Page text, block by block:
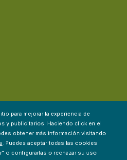
para mejorar la experiencia de
y publicitarios. Haciendo click en el
obtener más información visitando
. Puedes aceptar todas las cookies
o configurarlas o rechazar su uso